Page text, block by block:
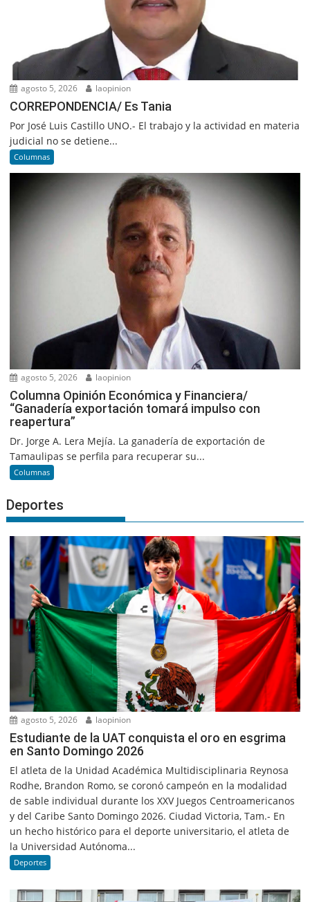
agosto 5, 2026 laopinion
CORREPONDENCIA/ Es Tania
Por José Luis Castillo UNO.- El trabajo y la actividad en materia
judicial no se detiene...
Columnas
agosto 5, 2026 laopinion
Columna Opinión Económica y Financiera/
“Ganadería exportación tomará impulso con
reapertura”
Dr. Jorge A. Lera Mejía. La ganadería de exportación de
Tamaulipas se perfila para recuperar su...
Columnas
Deportes
agosto 5, 2026 laopinion
Estudiante de la UAT conquista el oro en esgrima
en Santo Domingo 2026
El atleta de la Unidad Académica Multidisciplinaria Reynosa
Rodhe, Brandon Romo, se coronó campeón en la modalidad
de sable individual durante los XXV Juegos Centroamericanos
y del Caribe Santo Domingo 2026. Ciudad Victoria, Tam.- En
un hecho histórico para el deporte universitario, el atleta de
la Universidad Autónoma...
Deportes